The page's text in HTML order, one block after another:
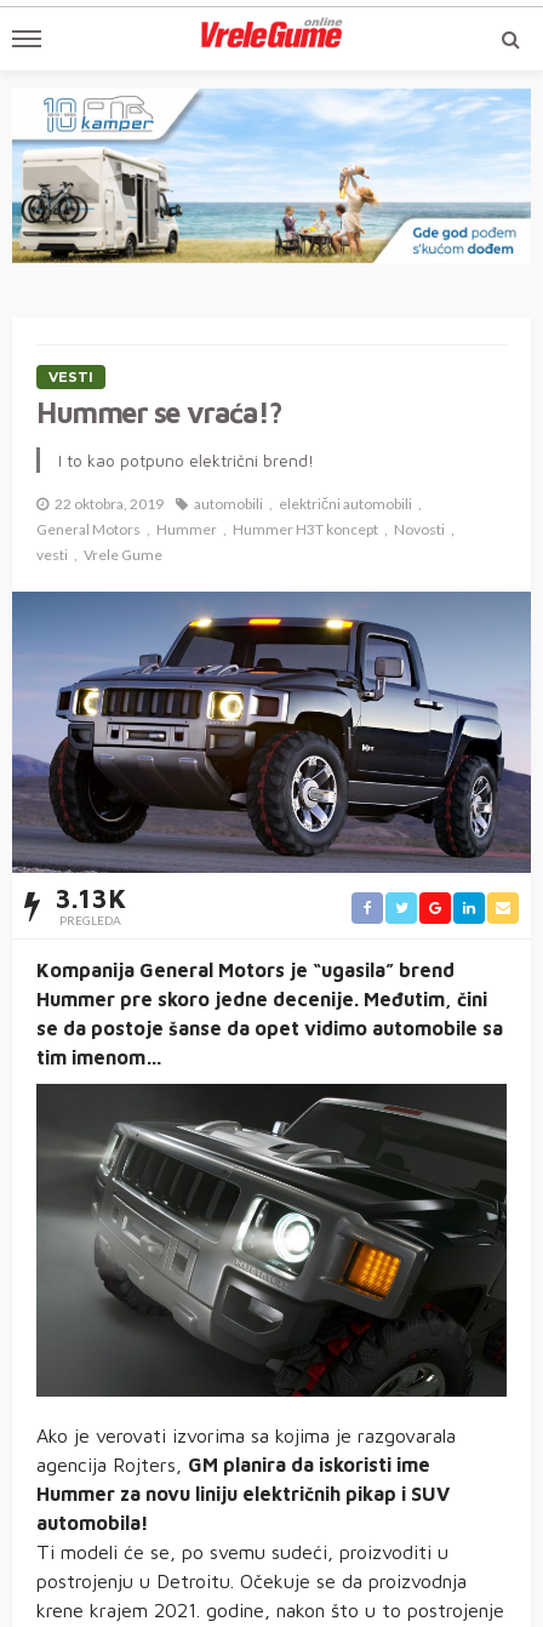
VESTI
Hummer se vraća!?
I to kao potpuno električni brend!
22 oktobra, 2019 automobili
električni automobili
General Motors
Hummer Hummer H3T koncept
Novosti
vesti
Vrele Gume
3.13K
PREGLEDA
Kompanija General Motors je “ugasila” brend
Hummer pre skoro jedne decenije. Međutim, čini
se da postoje šanse da opet vidimo automobile sa
tim imenom…
Ako je verovati izvorima sa kojima je razgovarala
agencija Rojters, GM planira da iskoristi ime
Hummer za novu liniju električnih pikap i SUV
automobila!
Ti modeli će se, po svemu sudeći, proizvoditi u
postrojenju u Detroitu. Očekuje se da proizvodnja
krene krajem 2021. godine, nakon što u to postrojenje